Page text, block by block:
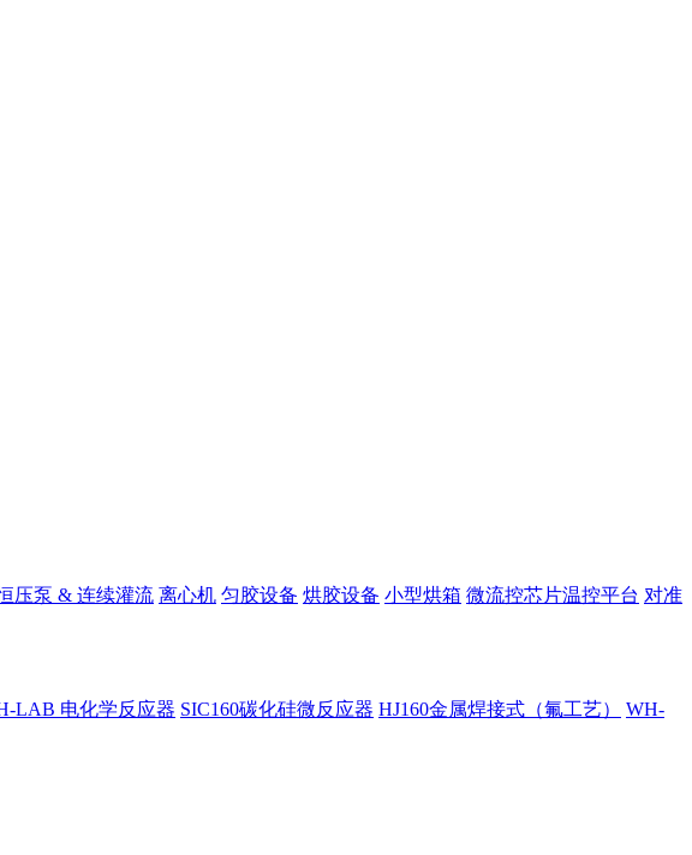
压泵 & 连续灌流 离心机 匀胶设备 烘胶设备 小型烘箱 微流控芯片温控平台 对准
LAB 电化学反应器 SIC160碳化硅微反应器 HJ160金属焊接式（氟工艺）
WH-